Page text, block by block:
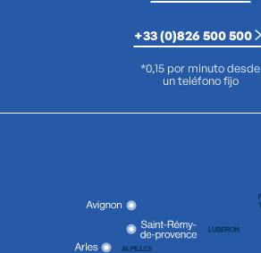
+33 (0)826 500 500
*0,15 por minuto desde
un teléfono fijo